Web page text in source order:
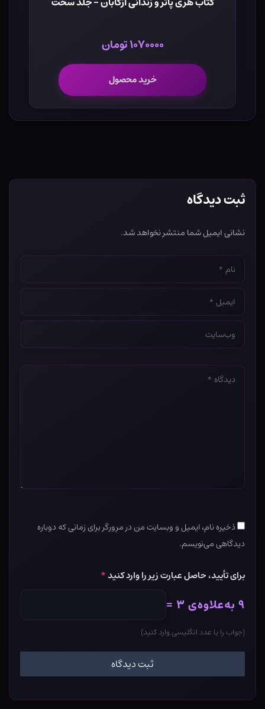
۱۰۷۰۰۰۰ تومان
خرید محصول
ثبت دیدگاه
نشانی ایمیل شما منتشر نخواهد شد.
نام
*
ایمیل
*
وب‌سایت
*
دیدگاه
ذخیره نام، ایمیل و وبسایت من در مرورگر برای زمانی که دوباره
دیدگاهی می‌نویسم.
برای تأیید، حاصل عبارت زیر را وارد کنید*
۹ به‌علاوه‌ی ۳ =
(جواب را با عدد انگلیسی وارد کنید)